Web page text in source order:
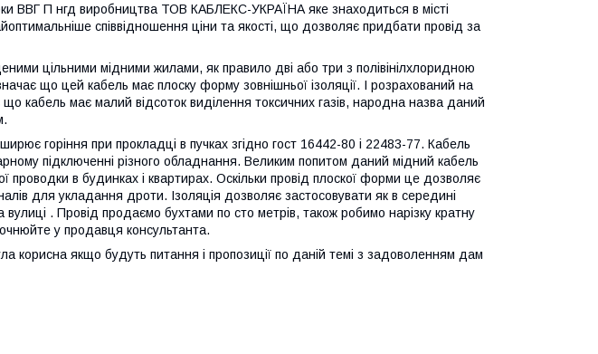
ВВГ П нгд виробництва ТОВ КАБЛЕКС-УКРАЇНА яке знаходиться в місті
співвідношення ціни та якості, що дозволяє придбати провід за
цільними мідними жилами, як правило дві або три з полівінілхлоридною
що цей кабель має плоску форму зовнішньої ізоляції. І розрахований на
кабель має малий відсоток виділення токсичних газів, народна назва даний
горіння при прокладці в пучках згідно гост 16442-80 і 22483-77. Кабель
підключенні різного обладнання. Великим попитом даний мідний кабель
проводки в будинках і квартирах. Оскільки провід плоскої форми це дозволяє
для укладання дроти. Ізоляція дозволяє застосовувати як в середині
вулиці . Провід продаємо бухтами по сто метрів, також робимо нарізку кратну
у продавця консультанта.
корисна якщо будуть питання і пропозиції по даній темі з задоволенням дам